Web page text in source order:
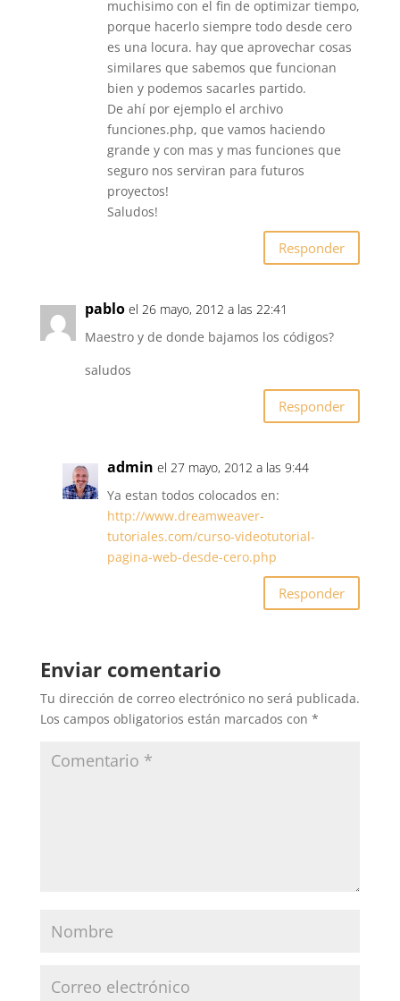
muchisimo con el fin de optimizar tiempo,
porque hacerlo siempre todo desde cero
es una locura. hay que aprovechar cosas
similares que sabemos que funcionan
bien y podemos sacarles partido.
De ahí por ejemplo el archivo
funciones.php, que vamos haciendo
grande y con mas y mas funciones que
seguro nos serviran para futuros
proyectos!
Saludos!
Responder
pablo el 26 mayo, 2012 a las 22:41
Maestro y de donde bajamos los códigos?
saludos
Responder
admin el 27 mayo, 2012 a las 9:44
Ya estan todos colocados en:
http://www.dreamweaver-
tutoriales.com/curso-videotutorial-
pagina-web-desde-cero.php
Responder
Enviar comentario
Tu dirección de correo electrónico no será publicada.
Los campos obligatorios están marcados con *